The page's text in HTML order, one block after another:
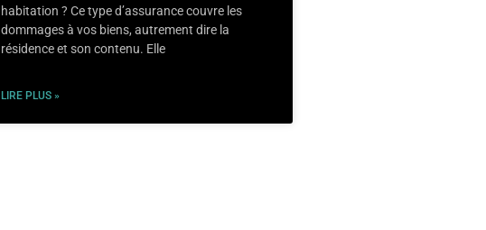
habitation ? Ce type d’assurance couvre les
dommages à vos biens, autrement dire la
résidence et son contenu. Elle
LIRE PLUS »